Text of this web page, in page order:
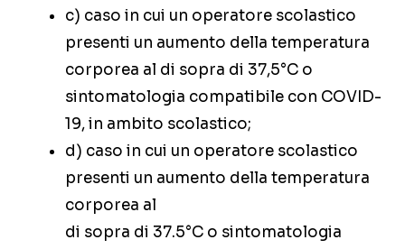
c) caso in cui un operatore scolastico
presenti un aumento della temperatura
corporea al di sopra di 37,5°C o
sintomatologia compatibile con COVID-
19, in ambito scolastico;
d) caso in cui un operatore scolastico
presenti un aumento della temperatura
corporea al
di sopra di 37.5°C o sintomatologia